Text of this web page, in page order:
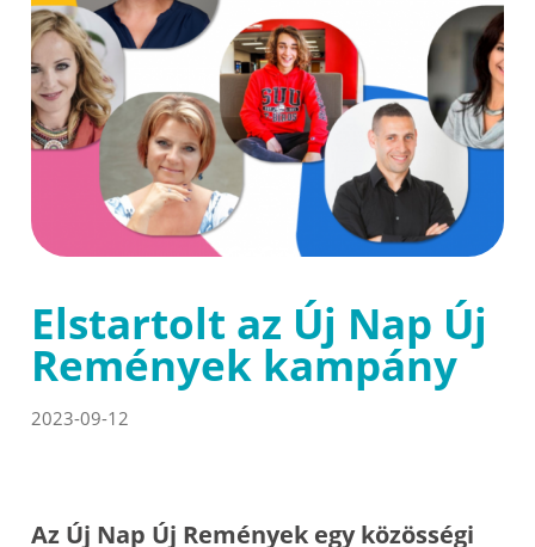
Elstartolt az Új Nap Új
Remények kampány
2023-09-12
Az Új Nap Új Remények egy közösségi